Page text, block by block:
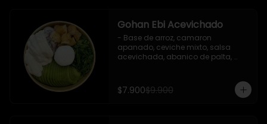
Gohan Ebi Acevichado
- Base de arroz, camaron
apanado, ceviche mixto, salsa
acevichada, abanico de palta,
$7.900$9.900